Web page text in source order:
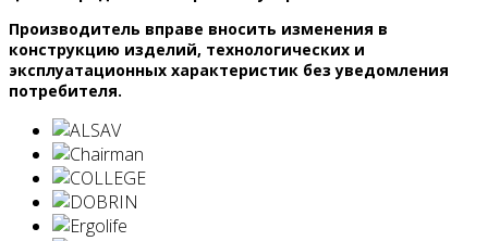
Производитель вправе вносить изменения в
конструкцию изделий, технологических и
эксплуатационных характеристик без уведомления
потребителя.